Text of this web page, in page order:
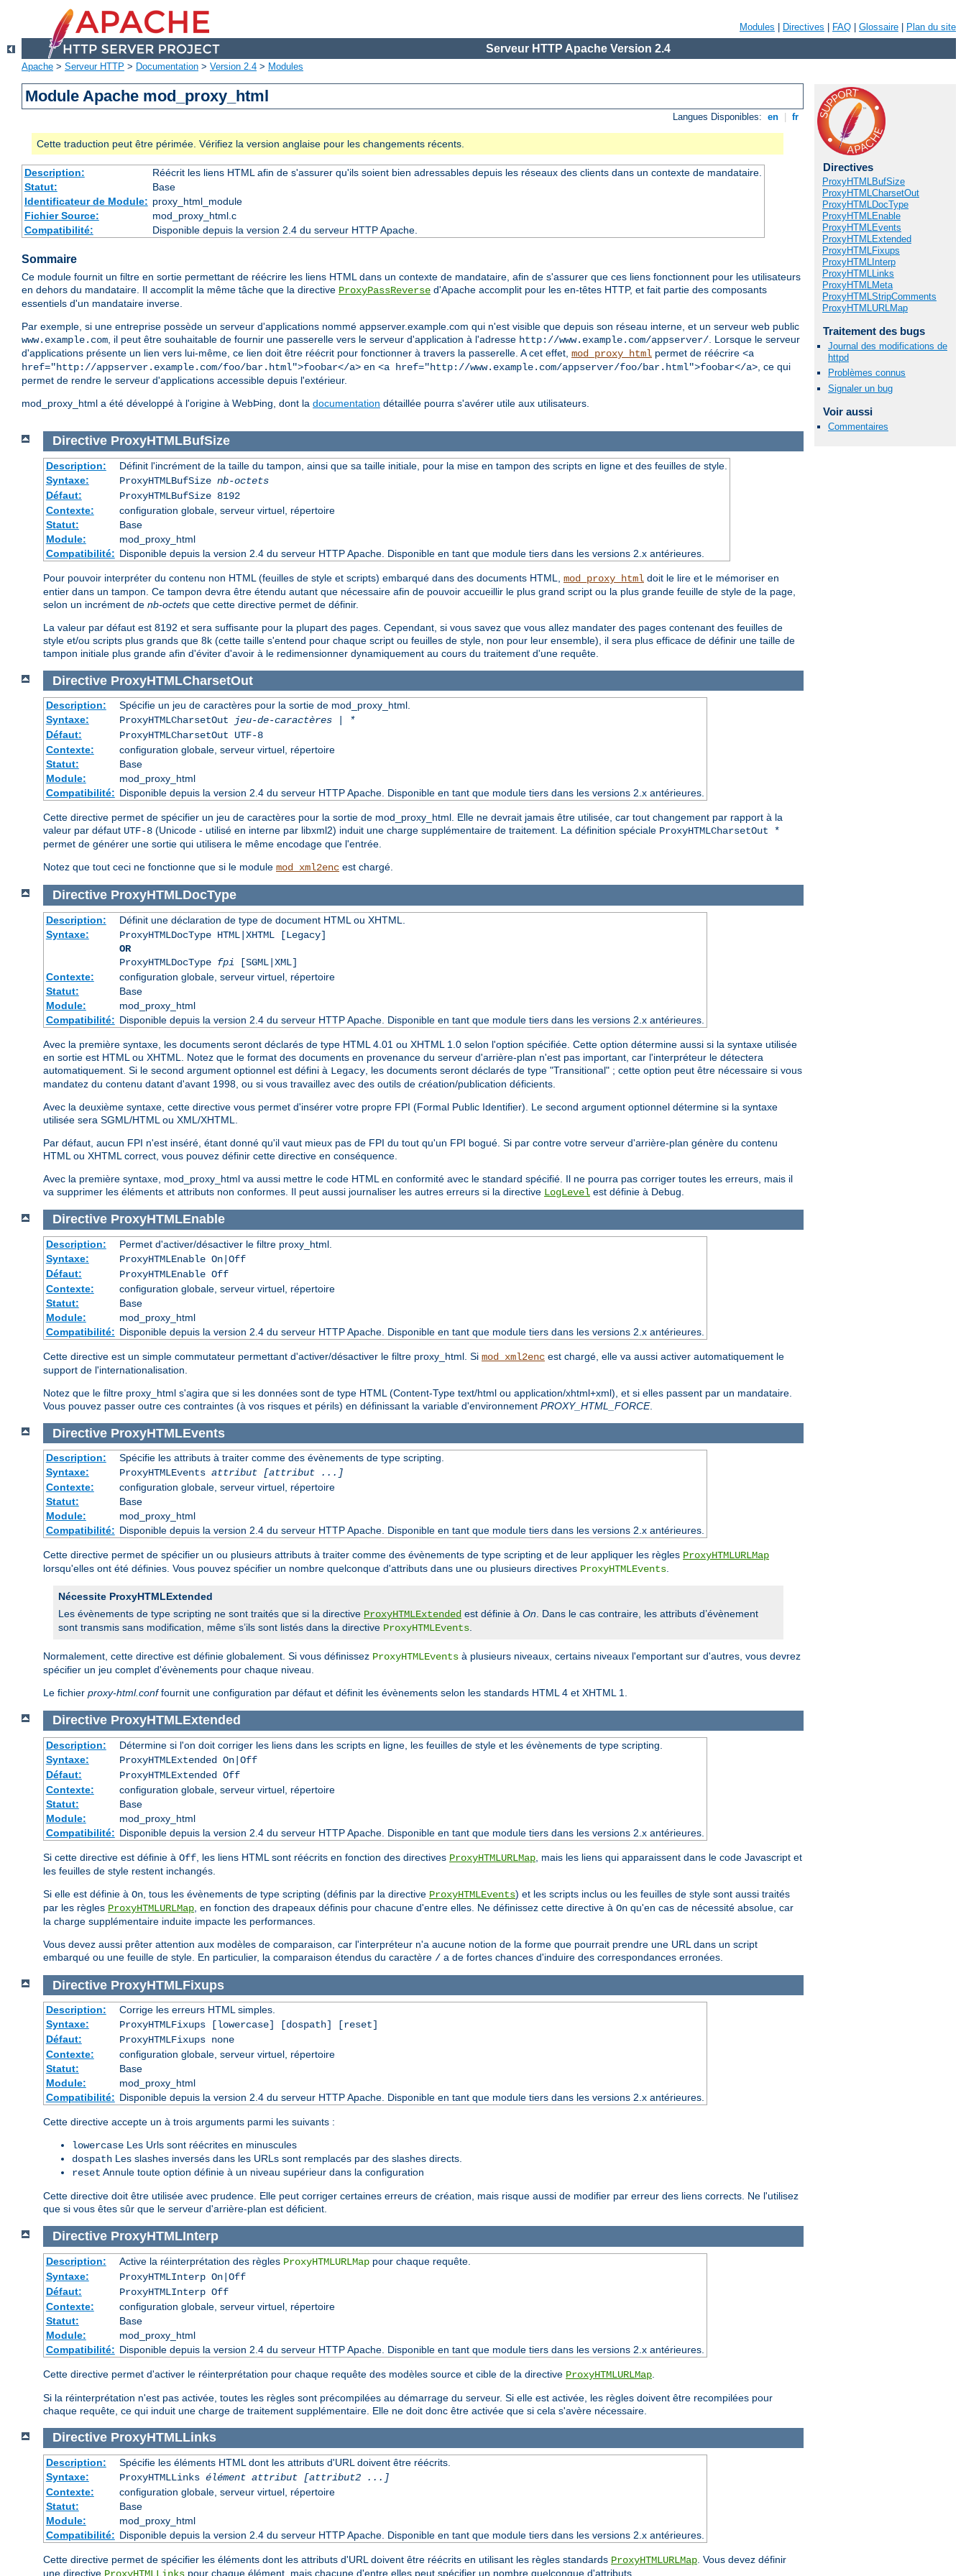
Modules Directives FAQ Glossaire Plan du site
Serveur HTTP Apache Version 2.4
Apache > Serveur HTTP > Documentation > Version 2.4 > Modules
Module Apache mod_proxy_html
Langues Disponibles: en fr
Cette traduction peut être périmée. Vérifiez la version anglaise pour les changements récents.
Description:
Réécrit les liens HTML afin de s'assurer qu'ils soient bien adressables depuis les réseaux des clients dans un contexte de mandataire.
Statut:
Base
Identificateur de Module: proxy_html_module
Fichier Source:
mod_proxy_html.c
Compatibilité:
Disponible depuis la version 2.4 du serveur HTTP Apache.
Sommaire
Ce module fournit un filtre en sortie permettant de réécrire les liens HTML dans un contexte de mandataire, afin de s'assurer que ces liens fonctionnent pour les utilisateurs
en dehors du mandataire. Il accomplit la même tâche que la directive ProxyPassReverse d'Apache accomplit pour les en-têtes HTTP, et fait partie des composants
essentiels d'un mandataire inverse.
Par exemple, si une entreprise possède un serveur d'applications nommé appserver.example.com qui n'est visible que depuis son réseau interne, et un serveur web public
www.example.com, il peut être souhaitable de fournir une passerelle vers le serveur d'application à l'adresse http://www.example.com/appserver/. Lorsque le serveur
d'applications présente un lien vers lui-même, ce lien doit être réécrit pour fonctionner à travers la passerelle. A cet effet, mod_proxy_html permet de réécrire <a
href="http://appserver.example.com/foo/bar.html">foobar</a> en <a href="http://www.example.com/appserver/foo/bar.html">foobar</a>, ce qui
permet de rendre le serveur d'applications accessible depuis l'extérieur.
mod_proxy_html a été développé à l'origine à WebÞing, dont la documentation détaillée pourra s'avérer utile aux utilisateurs.
Directives
ProxyHTMLBufSize
ProxyHTMLCharsetOut
ProxyHTMLDocType
ProxyHTMLEnable
ProxyHTMLEvents
ProxyHTMLExtended
ProxyHTMLFixups
ProxyHTMLInterp
ProxyHTMLLinks
ProxyHTMLMeta
ProxyHTMLStripComments
ProxyHTMLURLMap
Traitement des bugs
Journal des modifications de
httpd
Problèmes connus
Signaler un bug
Voir aussi
Commentaires
Directive ProxyHTMLBufSize
Description:
Définit l'incrément de la taille du tampon, ainsi que sa taille initiale, pour la mise en tampon des scripts en ligne et des feuilles de style.
Syntaxe:
ProxyHTMLBufSize nb-octets
Défaut:
ProxyHTMLBufSize 8192
Contexte:
configuration globale, serveur virtuel, répertoire
Statut:
Base
Module:
mod_proxy_html
Compatibilité: Disponible depuis la version 2.4 du serveur HTTP Apache. Disponible en tant que module tiers dans les versions 2.x antérieures.
Pour pouvoir interpréter du contenu non HTML (feuilles de style et scripts) embarqué dans des documents HTML, mod_proxy_html doit le lire et le mémoriser en
entier dans un tampon. Ce tampon devra être étendu autant que nécessaire afin de pouvoir accueillir le plus grand script ou la plus grande feuille de style de la page,
selon un incrément de nb-octets que cette directive permet de définir.
La valeur par défaut est 8192 et sera suffisante pour la plupart des pages. Cependant, si vous savez que vous allez mandater des pages contenant des feuilles de
style et/ou scripts plus grands que 8k (cette taille s'entend pour chaque script ou feuilles de style, non pour leur ensemble), il sera plus efficace de définir une taille de
tampon initiale plus grande afin d'éviter d'avoir à le redimensionner dynamiquement au cours du traitement d'une requête.
Directive ProxyHTMLCharsetOut
Description:
Spécifie un jeu de caractères pour la sortie de mod_proxy_html.
Syntaxe:
ProxyHTMLCharsetOut
jeu-de-caractères | *
Défaut:
ProxyHTMLCharsetOut UTF-8
Contexte:
configuration globale, serveur virtuel, répertoire
Statut:
Base
Module:
mod_proxy_html
Compatibilité: Disponible depuis la version 2.4 du serveur HTTP Apache. Disponible en tant que module tiers dans les versions 2.x antérieures.
Cette directive permet de spécifier un jeu de caractères pour la sortie de mod_proxy_html. Elle ne devrait jamais être utilisée, car tout changement par rapport à la
valeur par défaut UTF-8 (Unicode - utilisé en interne par libxml2) induit une charge supplémentaire de traitement. La définition spéciale ProxyHTMLCharsetOut *
permet de générer une sortie qui utilisera le même encodage que l'entrée.
Notez que tout ceci ne fonctionne que si le module mod_xml2enc est chargé.
Directive ProxyHTMLDocType
Description:
Définit une déclaration de type de document HTML ou XHTML.
Syntaxe:
ProxyHTMLDocType HTML|XHTML [Legacy]
OR
ProxyHTMLDocType fpi [SGML|XML]
Contexte:
configuration globale, serveur virtuel, répertoire
Statut:
Base
Module:
mod_proxy_html
Compatibilité: Disponible depuis la version 2.4 du serveur HTTP Apache. Disponible en tant que module tiers dans les versions 2.x antérieures.
Avec la première syntaxe, les documents seront déclarés de type HTML 4.01 ou XHTML 1.0 selon l'option spécifiée. Cette option détermine aussi si la syntaxe utilisée
en sortie est HTML ou XHTML. Notez que le format des documents en provenance du serveur d'arrière-plan n'est pas important, car l'interpréteur le détectera
automatiquement. Si le second argument optionnel est défini à Legacy , les documents seront déclarés de type "Transitional" ; cette option peut être nécessaire si vous
mandatez du contenu datant d'avant 1998, ou si vous travaillez avec des outils de création/publication déficients.
Avec la deuxième syntaxe, cette directive vous permet d'insérer votre propre FPI (Formal Public Identifier). Le second argument optionnel détermine si la syntaxe
utilisée sera SGML/HTML ou XML/XHTML.
Par défaut, aucun FPI n'est inséré, étant donné qu'il vaut mieux pas de FPI du tout qu'un FPI bogué. Si par contre votre serveur d'arrière-plan génère du contenu
HTML ou XHTML correct, vous pouvez définir cette directive en conséquence.
Avec la première syntaxe, mod_proxy_html va aussi mettre le code HTML en conformité avec le standard spécifié. Il ne pourra pas corriger toutes les erreurs, mais il
va supprimer les éléments et attributs non conformes. Il peut aussi journaliser les autres erreurs si la directive LogLevel est définie à Debug.
Directive ProxyHTMLEnable
Description:
Permet d'activer/désactiver le filtre proxy_html.
Syntaxe:
ProxyHTMLEnable On|Off
Défaut:
ProxyHTMLEnable Off
Contexte:
configuration globale, serveur virtuel, répertoire
Statut:
Base
Module:
mod_proxy_html
Compatibilité: Disponible depuis la version 2.4 du serveur HTTP Apache. Disponible en tant que module tiers dans les versions 2.x antérieures.
Cette directive est un simple commutateur permettant d'activer/désactiver le filtre proxy_html. Si mod_xml2enc est chargé, elle va aussi activer automatiquement le
support de l'internationalisation.
Notez que le filtre proxy_html s'agira que si les données sont de type HTML (Content-Type text/html ou application/xhtml+xml), et si elles passent par un mandataire.
Vous pouvez passer outre ces contraintes (à vos risques et périls) en définissant la variable d'environnement PROXY_HTML_FORCE.
Directive ProxyHTMLEvents
Description:
Spécifie les attributs à traiter comme des évènements de type scripting.
Syntaxe:
ProxyHTMLEvents attribut [attribut ...]
Contexte:
configuration globale, serveur virtuel, répertoire
Statut:
Base
Module:
mod_proxy_html
Compatibilité: Disponible depuis la version 2.4 du serveur HTTP Apache. Disponible en tant que module tiers dans les versions 2.x antérieures.
Cette directive permet de spécifier un ou plusieurs attributs à traiter comme des évènements de type scripting et de leur appliquer les règles ProxyHTMLURLMap
lorsqu'elles ont été définies. Vous pouvez spécifier un nombre quelconque d'attributs dans une ou plusieurs directives ProxyHTMLEvents.
Nécessite ProxyHTMLExtended
Les évènements de type scripting ne sont traités que si la directive ProxyHTMLExtended est définie à On. Dans le cas contraire, les attributs d’évènement
sont transmis sans modification, même s’ils sont listés dans la directive ProxyHTMLEvents.
Normalement, cette directive est définie globalement. Si vous définissez ProxyHTMLEvents à plusieurs niveaux, certains niveaux l'emportant sur d'autres, vous devrez
spécifier un jeu complet d'évènements pour chaque niveau.
Le fichier proxy-html.conffournit une configuration par défaut et définit les évènements selon les standards HTML 4 et XHTML 1.
Directive ProxyHTMLExtended
Description:
Détermine si l'on doit corriger les liens dans les scripts en ligne, les feuilles de style et les évènements de type scripting.
Syntaxe:
ProxyHTMLExtended On|Off
Défaut:
ProxyHTMLExtended Off
Contexte:
configuration globale, serveur virtuel, répertoire
Statut:
Base
Module:
mod_proxy_html
Compatibilité: Disponible depuis la version 2.4 du serveur HTTP Apache. Disponible en tant que module tiers dans les versions 2.x antérieures.
Si cette directive est définie à Off , les liens HTML sont réécrits en fonction des directives ProxyHTMLURLMap , mais les liens qui apparaissent dans le code Javascript et
les feuilles de style restent inchangés.
Si elle est définie à On , tous les évènements de type scripting (définis par la directive ProxyHTMLEvents) et les scripts inclus ou les feuilles de style sont aussi traités
par les règles ProxyHTMLURLMap , en fonction des drapeaux définis pour chacune d'entre elles. Ne définissez cette directive à On qu'en cas de nécessité absolue, car
la charge supplémentaire induite impacte les performances.
Vous devez aussi prêter attention aux modèles de comparaison, car l'interpréteur n'a aucune notion de la forme que pourrait prendre une URL dans un script
embarqué ou une feuille de style. En particulier, la comparaison étendus du caractère / a de fortes chances d'induire des correspondances erronées.
Directive ProxyHTMLFixups
Description:
Corrige les erreurs HTML simples.
Syntaxe:
ProxyHTMLFixups [lowercase] [dospath] [reset]
Défaut:
ProxyHTMLFixups none
Contexte:
configuration globale, serveur virtuel, répertoire
Statut:
Base
Module:
mod_proxy_html
Compatibilité: Disponible depuis la version 2.4 du serveur HTTP Apache. Disponible en tant que module tiers dans les versions 2.x antérieures.
Cette directive accepte un à trois arguments parmi les suivants :
lowercase Les Urls sont réécrites en minuscules
dospath Les slashes inversés dans les URLs sont remplacés par des slashes directs.
reset Annule toute option définie à un niveau supérieur dans la configuration
Cette directive doit être utilisée avec prudence. Elle peut corriger certaines erreurs de création, mais risque aussi de modifier par erreur des liens corrects. Ne l'utilisez
que si vous êtes sûr que le serveur d'arrière-plan est déficient.
Directive ProxyHTMLInterp
Description: Active la réinterprétation des règles ProxyHTMLURLMappour chaque requête.
Syntaxe:
ProxyHTMLInterp On|Off
Défaut:
ProxyHTMLInterp Off
Contexte:
configuration globale, serveur virtuel, répertoire
Statut:
Base
Module:
mod_proxy_html
Compatibilité: Disponible depuis la version 2.4 du serveur HTTP Apache. Disponible en tant que module tiers dans les versions 2.x antérieures.
Cette directive permet d'activer le réinterprétation pour chaque requête des modèles source et cible de la directive ProxyHTMLURLMap
Si la réinterprétation n'est pas activée, toutes les règles sont précompilées au démarrage du serveur. Si elle est activée, les règles doivent être recompilées pour
chaque requête, ce qui induit une charge de traitement supplémentaire. Elle ne doit donc être activée que si cela s'avère nécessaire.
Directive ProxyHTMLLinks
Description:
Spécifie les éléments HTML dont les attributs d'URL doivent être réécrits.
Syntaxe:
ProxyHTMLLinks élément attribut [attribut2 ...]
Contexte:
configuration globale, serveur virtuel, répertoire
Statut:
Base
Module:
mod_proxy_html
Compatibilité: Disponible depuis la version 2.4 du serveur HTTP Apache. Disponible en tant que module tiers dans les versions 2.x antérieures.
Cette directive permet de spécifier les éléments dont les attributs d'URL doivent être réécrits en utilisant les règles standards ProxyHTMLURLMap . Vous devez définir
une directive
pour chaque élément, mais chacune d'entre elles peut spécifier un nombre quelconque d'attributs